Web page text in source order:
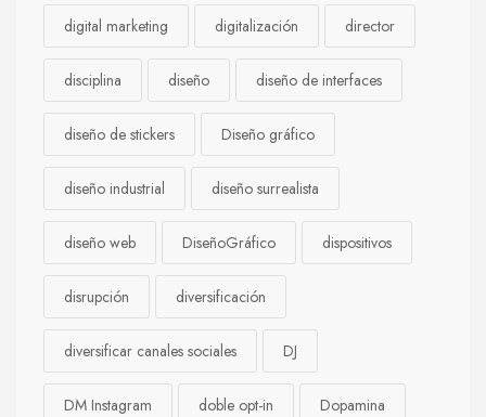
digital marketing digitalización director
disciplina diseño diseño de interfaces
diseño de stickers Diseño gráfico
diseño industrial diseño surrealista
diseño web DiseñoGráfico dispositivos
disrupción diversificación
diversificar canales sociales DJ
DM Instagram doble opt-in Dopamina